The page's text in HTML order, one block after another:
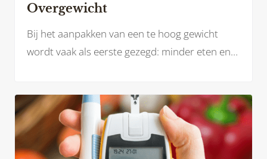
Overgewicht
Bij het aanpakken van een te hoog gewicht
wordt vaak als eerste gezegd: minder eten en
meer dan dat.